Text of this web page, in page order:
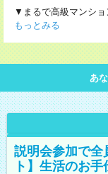
▼まるで高級マンシ
もっとみる
あ
説明会参加で全
ト】生活のお手